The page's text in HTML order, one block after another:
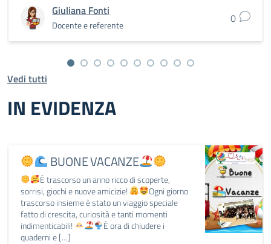
Giuliana Fonti
Docente e referente 0
Vedi tutti
IN EVIDENZA
BUONE VACANZE
È trascorso un anno ricco di scoperte,
sorrisi, giochi e nuove amicizie!
Ogni giorno
trascorso insieme è stato un viaggio speciale
fatto di crescita, curiosità e tanti momenti
indimenticabili!
È ora di chiudere i
quaderni e […]